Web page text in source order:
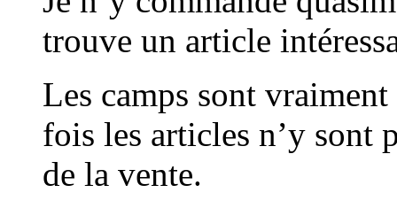
trouve un article
Les camps sont
fois les articles n’y sont
de la vente.